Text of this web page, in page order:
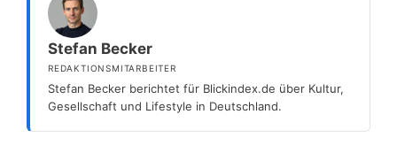
Stefan Becker
REDAKTIONSMITARBEITER
Stefan Becker berichtet für Blickindex.de über Kultur,
Gesellschaft und Lifestyle in Deutschland.